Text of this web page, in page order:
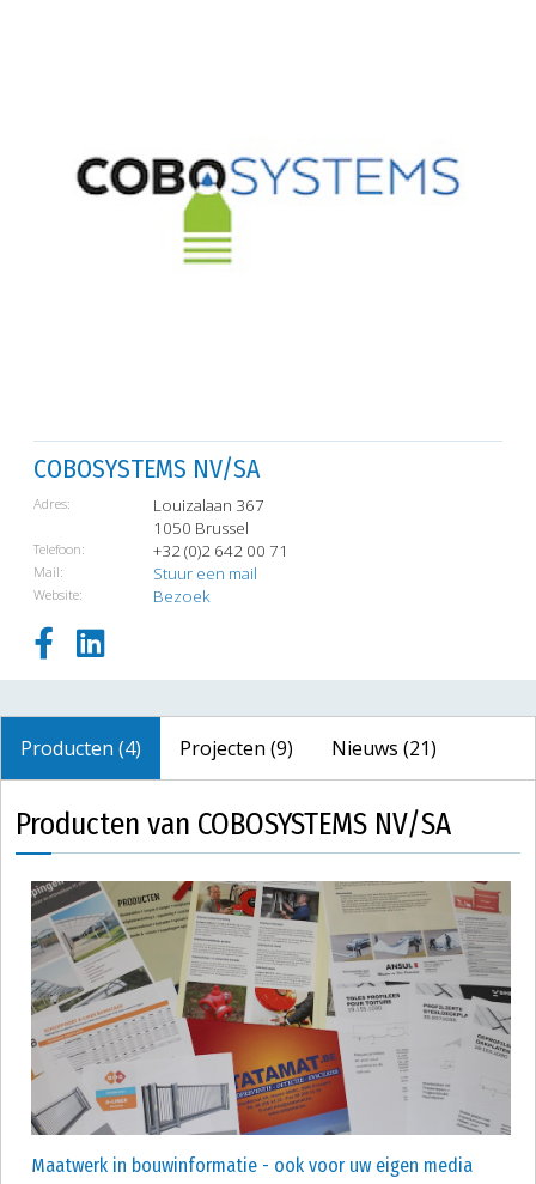
COBOSYSTEMS NV/SA
Adres:
Louizalaan 367
1050 Brussel
Telefoon: +32 (0)2 642 00 71
Mail: Stuur een mail
Website: Bezoek
Producten (4) Projecten (9) Nieuws (21)
Producten van COBOSYSTEMS NV/SA
Maatwerk in bouwinformatie - ook voor uw eigen media